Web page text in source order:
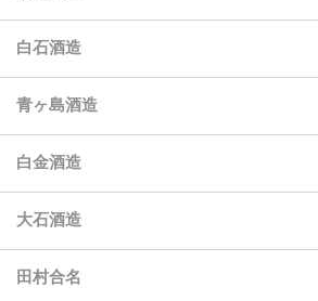
白石酒造
青ヶ島酒造
白金酒造
大石酒造
田村合名